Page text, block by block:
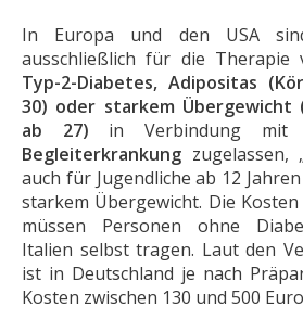
In Europa und den USA sind
ausschließlich für die Therapie
Typ-2-Diabetes, Adipositas
30) oder starkem Übergewicht
ab 27) in Verbindung mit
Begleiterkrankung zugelassen,
auch für Jugendliche ab 12
starkem Übergewicht. Die
müssen Personen ohne
Italien selbst tragen. Laut den
ist in Deutschland je nach
Kosten zwischen 130 und 500